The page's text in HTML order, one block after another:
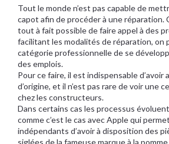
Tout le monde n’est pas capable de
capot afin de procéder à une réparation.
tout à fait possible de faire appel à des
facilitant les modalités de réparation, on
catégorie professionnelle de se
des emplois.
Pour ce faire, il est indispensable d’avoir
d’origine, et il n’est pas rare de voir une
chez les constructeurs.
Dans certains cas les processus
comme c’est le cas avec Apple qui
indépendants d’avoir à disposition des